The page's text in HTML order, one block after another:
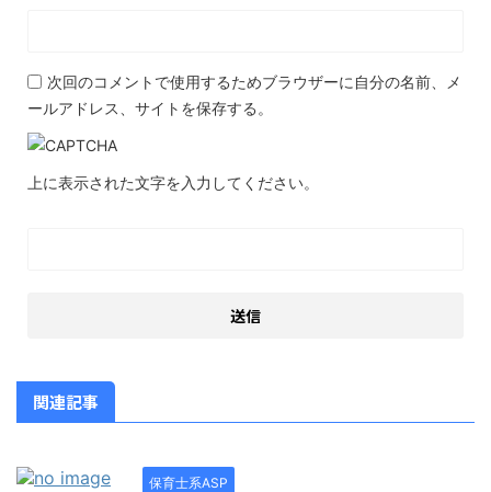
次回のコメントで使用するためブラウザーに自分の名前、メ
ールアドレス、サイトを保存する。
上に表示された文字を入力してください。
関連記事
保育士系ASP